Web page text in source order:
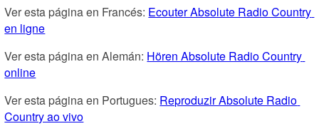
Ver esta página en Francés: Ecouter Absolute Radio Country
en ligne
Ver esta página en Alemán: Hören Absolute Radio Country
online
Ver esta página en Portugues: Reproduzir Absolute Radio
Country ao vivo